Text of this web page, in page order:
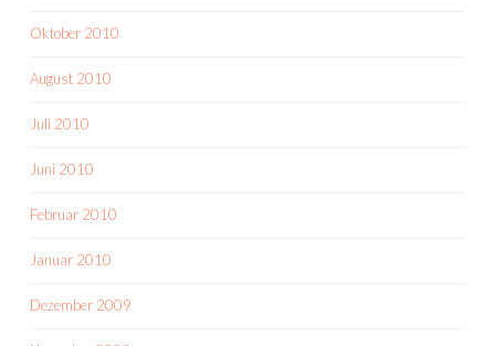
Oktober 2010
August 2010
Juli 2010
Juni 2010
Februar 2010
Januar 2010
Dezember 2009